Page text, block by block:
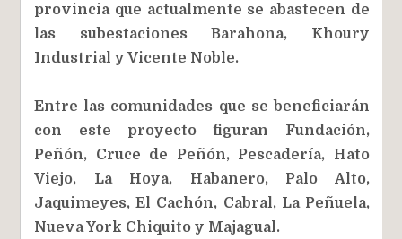
provincia que actualmente se abastecen de
las subestaciones Barahona, Khoury
Industrial y Vicente Noble.
Entre las comunidades que se beneficiarán
con este proyecto figuran Fundación,
Peñón, Cruce de Peñón, Pescadería, Hato
Viejo, La Hoya, Habanero, Palo Alto,
Jaquimeyes, El Cachón, Cabral, La Peñuela,
Nueva York Chiquito y Majagual.